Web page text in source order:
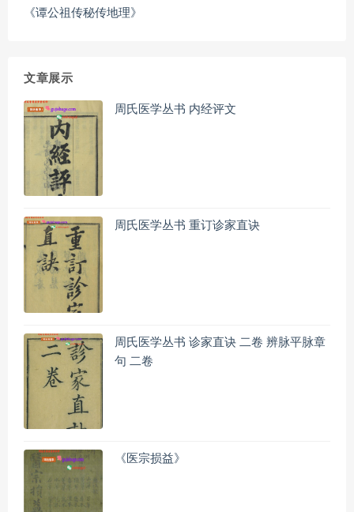
《谭公祖传秘传地理》
文章展示
周氏医学丛书 内经评文
周氏医学丛书 重订诊家直诀
周氏医学丛书 诊家直诀 二卷 辨脉平脉章
句 二卷
《医宗损益》